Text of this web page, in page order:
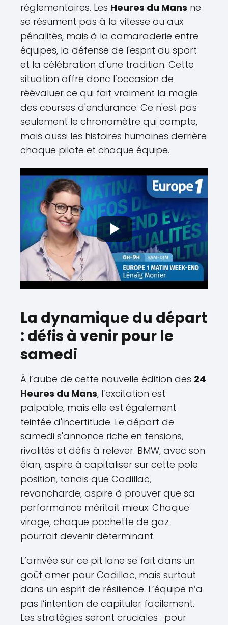
réglementaires. Les Heures du Mans ne
se résument pas à la vitesse ou aux
pénalités, mais à la camaraderie entre
équipes, la défense de l'esprit du sport
et la célébration d'une tradition. Cette
situation offre donc l’occasion de
réévaluer ce qui fait vraiment la magie
des courses d'endurance. Ce n'est pas
seulement le chronomètre qui compte,
mais aussi les histoires humaines derrière
chaque pilote et chaque équipe.
La dynamique du départ
: défis à venir pour le
samedi
À l’aube de cette nouvelle édition des 24
Heures du Mans, l’excitation est
palpable, mais elle est également
teintée d'incertitude. Le départ de
samedi s'annonce riche en tensions,
rivalités et défis à relever. BMW, avec son
élan, aspire à capitaliser sur cette pole
position, tandis que Cadillac,
revancharde, aspire à prouver que sa
performance méritait mieux. Chaque
virage, chaque pochette de gaz
pourrait devenir déterminant.
L’arrivée sur ce pit lane se fait dans un
goût amer pour Cadillac, mais surtout
dans un esprit de résilience. L’équipe n’a
pas l’intention de capituler facilement.
Les stratégies seront cruciales : pour